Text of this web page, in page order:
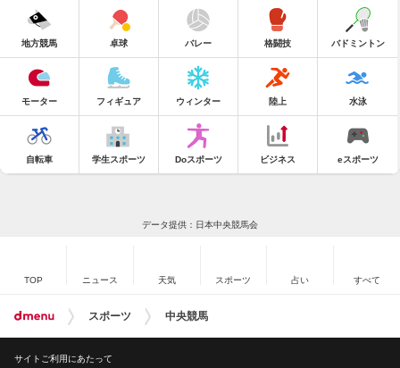
地方競馬 卓球 バレー 格闘技 バドミントン
モーター フィギュア ウィンター 陸上 水泳
自転車 学生スポーツ Doスポーツ ビジネス eスポーツ
データ提供：日本中央競馬会
TOP ニュース 天気 スポーツ 占い すべて
スポーツ 中央競馬
サイトご利用にあたって